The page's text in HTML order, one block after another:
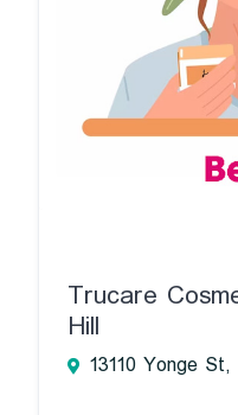
Trucare
Hill